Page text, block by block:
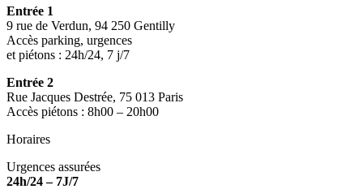
Entrée 1
9 rue de Verdun, 94 250 Gentilly
Accès parking, urgences
et piétons : 24h/24, 7 j/7
Entrée 2
Rue Jacques Destrée, 75 013 Paris
Accès piétons : 8h00 – 20h00
Horaires
Urgences assurées
24h/24 – 7J/7